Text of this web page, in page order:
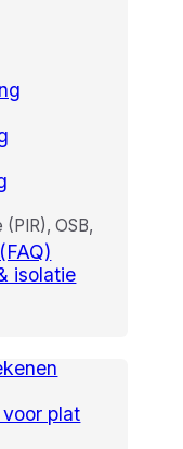
isolatie
plat
OSB,